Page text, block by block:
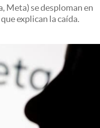
Meta) se desploman en
explican la caída.